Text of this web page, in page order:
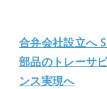
合弁会社設立へ
部品のトレーサ
ンス実現へ